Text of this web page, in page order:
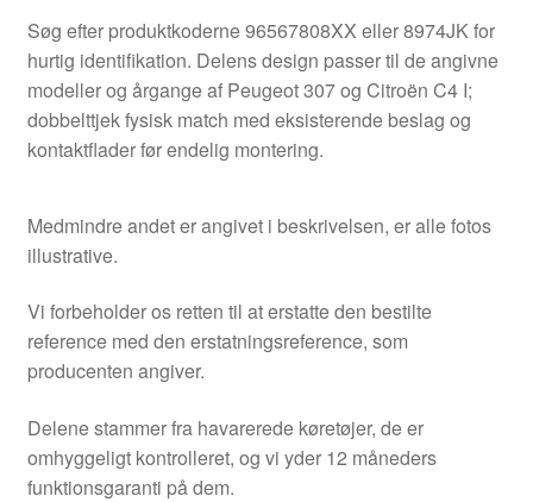
Søg efter produktkoderne 96567808XX eller 8974JK for
hurtig identifikation. Delens design passer til de angivne
modeller og årgange af Peugeot 307 og Citroën C4 I;
dobbelttjek fysisk match med eksisterende beslag og
kontaktflader før endelig montering.
Medmindre andet er angivet i beskrivelsen, er alle fotos
illustrative.
Vi forbeholder os retten til at erstatte den bestilte
reference med den erstatningsreference, som
producenten angiver.
Delene stammer fra havarerede køretøjer, de er
omhyggeligt kontrolleret, og vi yder 12 måneders
funktionsgaranti på dem.